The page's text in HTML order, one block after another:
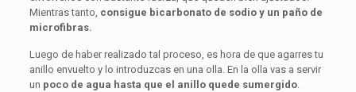
Mientras tanto, consigue bicarbonato de sodio y un paño de
microfibras.
Luego de haber realizado tal proceso, es hora de que agarres tu
anillo envuelto y lo introduzcas en una olla. En la olla vas a servir
un poco de agua hasta que el anillo quede sumergido.